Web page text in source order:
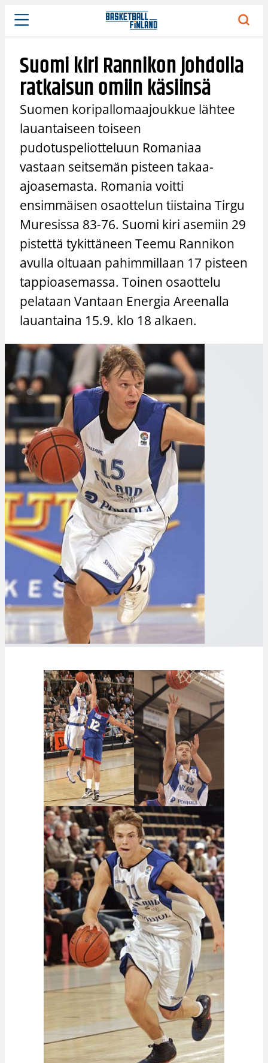
Siirry
sisältöön
Suomi kiri Rannikon johdolla
ratkaisun omiin käsiinsä
Suomen koripallomaajoukkue lähtee
lauantaiseen toiseen
pudotuspeliotteluun Romaniaa
vastaan seitsemän pisteen takaa-
ajoasemasta. Romania voitti
ensimmäisen osaottelun tiistaina Tirgu
Muresissa 83-76. Suomi kiri asemiin 29
pistettä tykittäneen Teemu Rannikon
avulla oltuaan pahimmillaan 17 pisteen
tappioasemassa. Toinen osaottelu
pelataan Vantaan Energia Areenalla
lauantaina 15.9. klo 18 alkaen.